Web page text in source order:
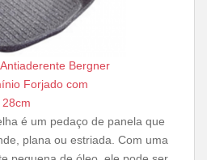
Bergner
Forjado com
é um pedaço de panela que
plana ou estriada. Com uma